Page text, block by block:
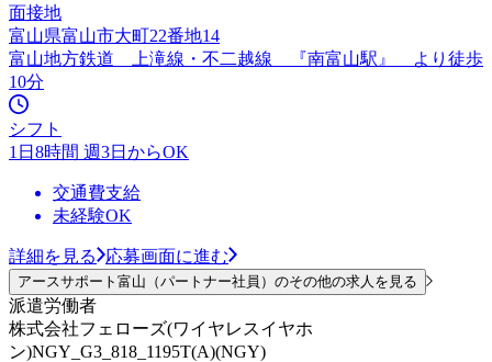
面接地
富山県富山市大町22番地14
富山地方鉄道 上滝線・不二越線 『南富山駅』 より徒歩
10分
シフト
1日8時間 週3日からOK
交通費支給
未経験OK
詳細を見る 応募画面に進む
アースサポート富山（パートナー社員）のその他の求人を見る
派遣労働者
株式会社フェローズ(ワイヤレスイヤホ
ン)NGY_G3_818_1195T(A)(NGY)